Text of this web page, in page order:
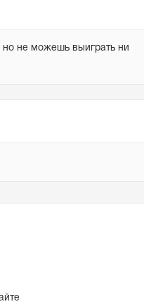
но не можешь выиграть ни